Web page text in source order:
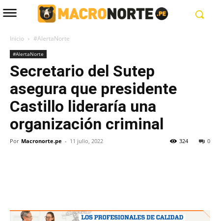
Inicio #AlertaNorte
#AlertaNorte
Secretario del Sutep
asegura que presidente
Castillo lideraría una
organización criminal
Por Macronorte.pe - 11 julio, 2022 0
324